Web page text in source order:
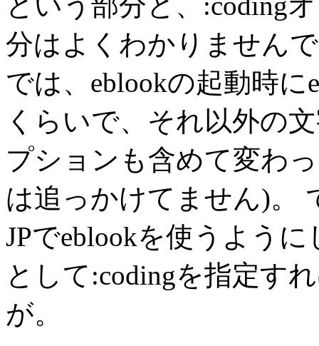
分はよくわかりません
では、eblookの起動時
くらいで、それ以外の
プションも含めて変わ
は追っかけてません)。
JPでeblookを使うよう
として:codingを指定す
が。